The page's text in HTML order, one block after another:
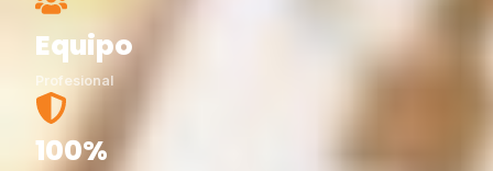
Equipo
Profesional
100%